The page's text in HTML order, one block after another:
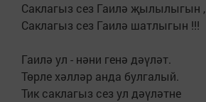
Саклагыз сез Гаилә җылылыгын ,
Саклагыз сез Гаилә шатлыгын !!!
Гаилә ул - нәни генә дәүләт.
Төрле хәлләр анда булгалый.
Тик саклагыз сез ул дәүләтне